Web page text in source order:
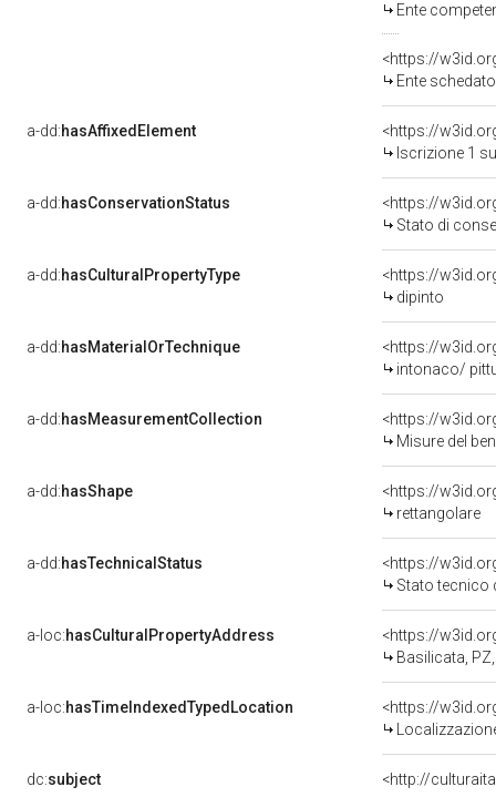
Ente competente
<https://
Ente schedatore
a-dd:hasAffixedElement
<https://
Iscrizione 1
a-dd:hasConservationStatus
<https://
Stato di
a-dd:hasCulturalPropertyType
<https://
dipinto
a-dd:hasMaterialOrTechnique
<https://
intonaco/
a-dd:hasMeasurementCollection
<https://
Misure del
a-dd:hasShape
<https://
rettangolare
a-dd:hasTechnicalStatus
<https://
Stato tecnico
a-loc:hasCulturalPropertyAddress
<https://
Basilicata,
a-loc:hasTimeIndexedTypedLocation
<https://
dc:subject <http://